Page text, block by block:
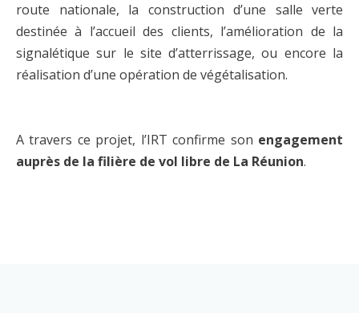
route nationale, la construction d’une salle verte
destinée à l’accueil des clients, l’amélioration de la
signalétique sur le site d’atterrissage, ou encore la
réalisation d’une opération de végétalisation.
A travers ce projet, l’IRT confirme son engagement
auprès de la filière de vol libre de La Réunion.